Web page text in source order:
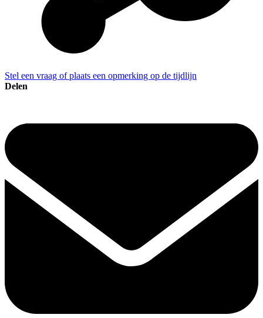
Stel een vraag of plaats een opmerking op de tijdlijn
Delen